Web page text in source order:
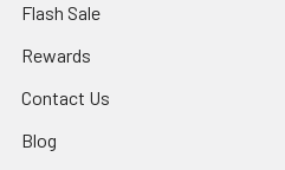
Flash Sale
Rewards
Contact Us
Blog